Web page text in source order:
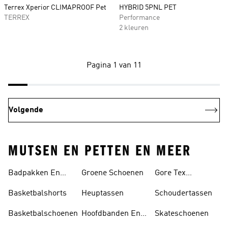
Terrex Xperior CLIMAPROOF Pet
TERREX
HYBRID 5PNL PET
Performance
2 kleuren
Pagina 1 van 11
Volgende
MUTSEN EN PETTEN EN MEER
Badpakken En
Basketbalshorts
Basketbalschoenen
Groene Schoenen
Heuptassen
Hoofdbanden En
Gore Tex
Schoudertassen
Skateschoenen